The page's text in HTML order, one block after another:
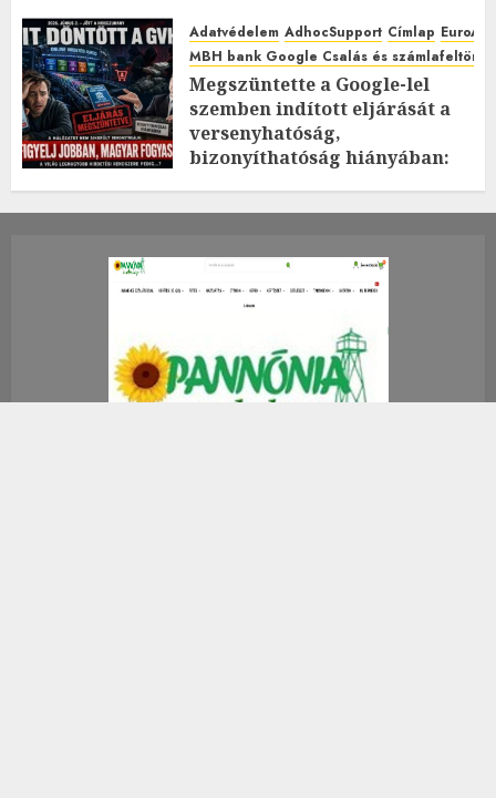
Adatvédelem AdhocSupport Címlap
MBH bank Google Csalás és
Megszüntette a Google-lel
szemben indított eljárását a
versenyhatóság,
bizonyíthatóság hiányában:
2026.JÚLIUS.23. CSÜTÖRTÖK.
0